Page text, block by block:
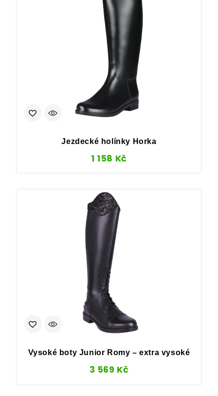
Jezdecké holínky Horka
1 158 Kč
Vysoké boty Junior Romy – extra vysoké
3 569 Kč